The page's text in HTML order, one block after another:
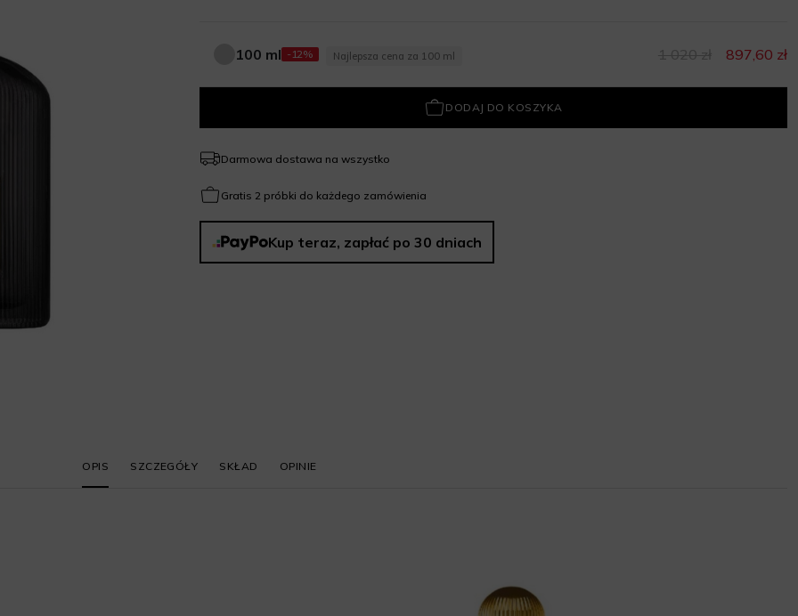
100 ml
100 ml -12% Najlepsza cena za 100 ml 897,60 zł
DODAJ DO KOSZYKA
Darmowa dostawa na wszystko
Gratis 2 próbki do każdego zamówienia
Kup teraz, zapłać po 30 dniach
OPIS SZCZEGÓŁY SKŁAD OPINIE